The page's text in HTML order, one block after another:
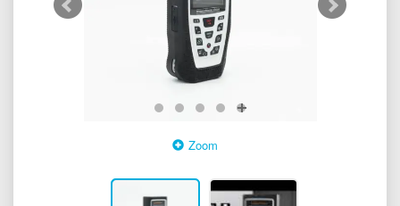
Zoom